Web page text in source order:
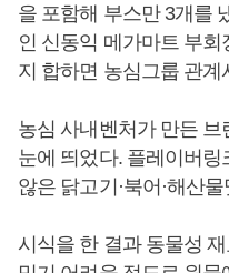
을 포함해 부스만 3개를
인 신동익 메가마트 부
지 합하면 농심그룹 관
농심 사내벤처가 만든 브
눈에 띄었다. 플레이버링
않은 닭고기·북어·해산
시식을 한 결과 동물성